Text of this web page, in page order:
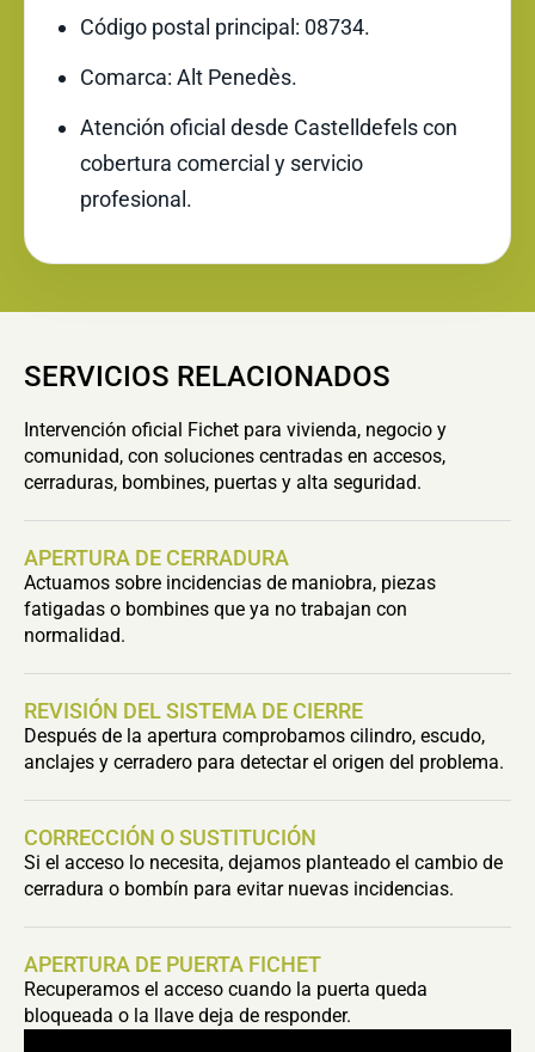
Código postal principal: 08734.
Comarca: Alt Penedès.
Atención oficial desde Castelldefels con
cobertura comercial y servicio
profesional.
SERVICIOS RELACIONADOS
Intervención oficial Fichet para vivienda, negocio y
comunidad, con soluciones centradas en accesos,
cerraduras, bombines, puertas y alta seguridad.
APERTURA DE CERRADURA
Actuamos sobre incidencias de maniobra, piezas
fatigadas o bombines que ya no trabajan con
normalidad.
REVISIÓN DEL SISTEMA DE CIERRE
Después de la apertura comprobamos cilindro, escudo,
anclajes y cerradero para detectar el origen del problema.
CORRECCIÓN O SUSTITUCIÓN
Si el acceso lo necesita, dejamos planteado el cambio de
cerradura o bombín para evitar nuevas incidencias.
APERTURA DE PUERTA FICHET
Recuperamos el acceso cuando la puerta queda
bloqueada o la llave deja de responder.